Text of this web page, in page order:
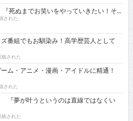
『死ぬまでお笑いをやっていきたい！そ...
された
番組でもお馴染み！高学歴芸人として
された
ム・アニメ・漫画・アイドルに精通！
された
夢が叶うというのは直線ではなくい
された